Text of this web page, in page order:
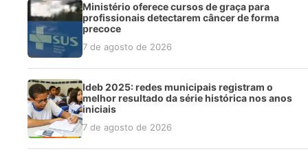
Ministério oferece cursos de graça para
profissionais detectarem câncer de forma
precoce
7 de agosto de 2026
Ideb 2025: redes municipais registram o
melhor resultado da série histórica nos anos
iniciais
7 de agosto de 2026